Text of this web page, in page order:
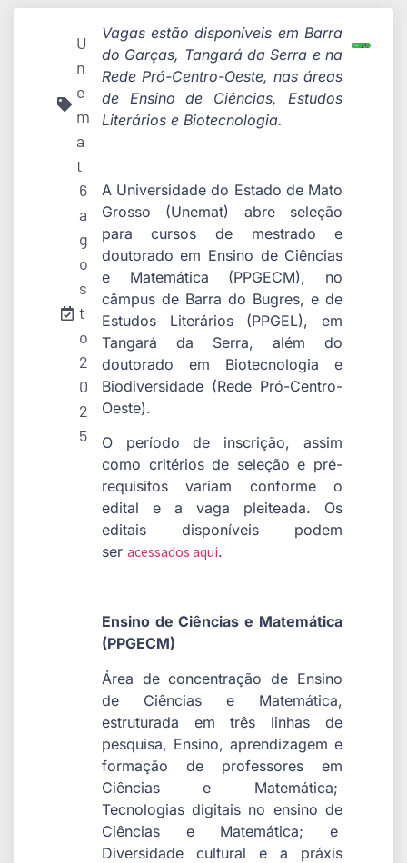
U
n
e
m
a
t
6
a
g
o
s
t
o
2
0
2
5
Vagas estão disponíveis em Barra
do Garças, Tangará da Serra e na
Rede Pró-Centro-Oeste, nas áreas
de Ensino de Ciências, Estudos
Literários e Biotecnologia.
A Universidade do Estado de Mato
Grosso (Unemat) abre seleção
para cursos de mestrado e
doutorado em Ensino de Ciências
e Matemática (PPGECM), no
câmpus de Barra do Bugres, e de
Estudos Literários (PPGEL), em
Tangará da Serra, além do
doutorado em Biotecnologia e
Biodiversidade (Rede Pró-Centro-
Oeste).
O período de inscrição, assim
como critérios de seleção e pré-
requisitos variam conforme o
edital e a vaga pleiteada. Os
editais disponíveis podem
ser acessados aqui.
Ensino de Ciências e Matemática
(PPGECM)
Área de concentração de Ensino
de Ciências e Matemática,
estruturada em três linhas de
pesquisa, Ensino, aprendizagem e
formação de professores em
Ciências e Matemática;
Tecnologias digitais no ensino de
Ciências e Matemática; e
Diversidade cultural e a práxis